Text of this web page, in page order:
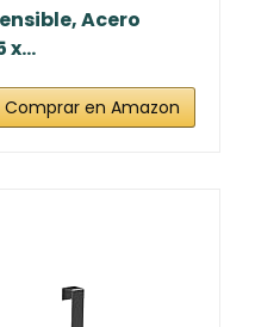
Acero
x...
Comprar en Amazon